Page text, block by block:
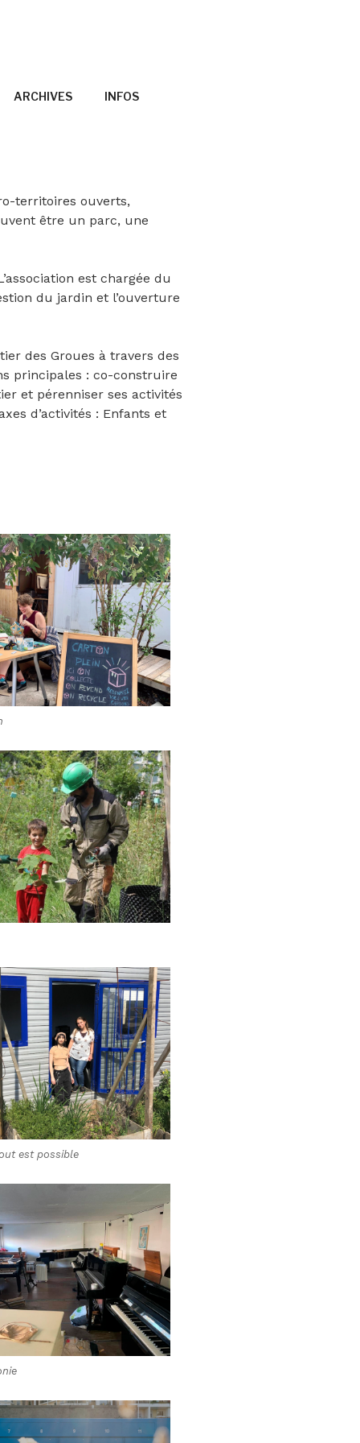
ARCHIVES INFOS
territoires ouverts,
être un parc, une
est chargée du
du jardin et l’ouverture
des Groues à travers des
principales : co-construire
et pérenniser ses activités
d’activités : Enfants et
est possible